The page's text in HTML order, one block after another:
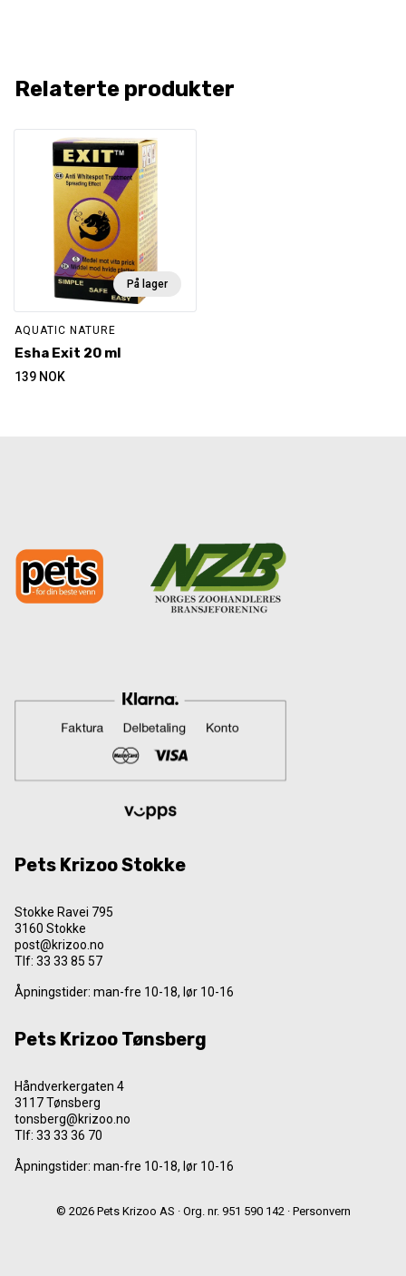
Relaterte produkter
På lager
AQUATIC NATURE
Esha Exit 20 ml
139 NOK
Pets Krizoo Stokke
Stokke Ravei 795
3160 Stokke
post@krizoo.no
Tlf: 33 33 85 57
Åpningstider: man-fre 10-18, lør 10-16
Pets Krizoo Tønsberg
Håndverkergaten 4
3117 Tønsberg
tonsberg@krizoo.no
Tlf: 33 33 36 70
Åpningstider: man-fre 10-18, lør 10-16
© 2026 Pets Krizoo AS · Org. nr. 951 590 142 · Personvern